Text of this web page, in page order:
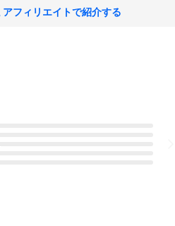
アフィリエイトで紹介する